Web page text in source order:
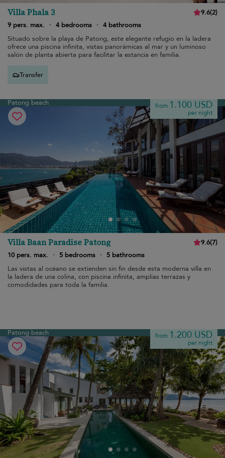
Villa Phala 3 9.6(2)
9 pers. max.
· 4 bedrooms · 4 bathrooms
Situado sobre la playa de Patong, este elegante refugio en la ladera
ofrece una piscina infinita, vistas panorámicas al mar y un luminoso
salón de planta abierta para facilitar la estancia en familia.
Transfer
Patong beach from 1.100 USD
per night
Villa Baan Paradise Patong 9.6(7)
10 pers. max.
· 5 bedrooms ·
5 bathrooms
Las vistas al océano se extienden sin fin desde esta moderna villa en
la ladera de una colina, con piscina infinita, amplias terrazas y
comodidades para toda la familia.
Patong beach from 1.200 USD
per night